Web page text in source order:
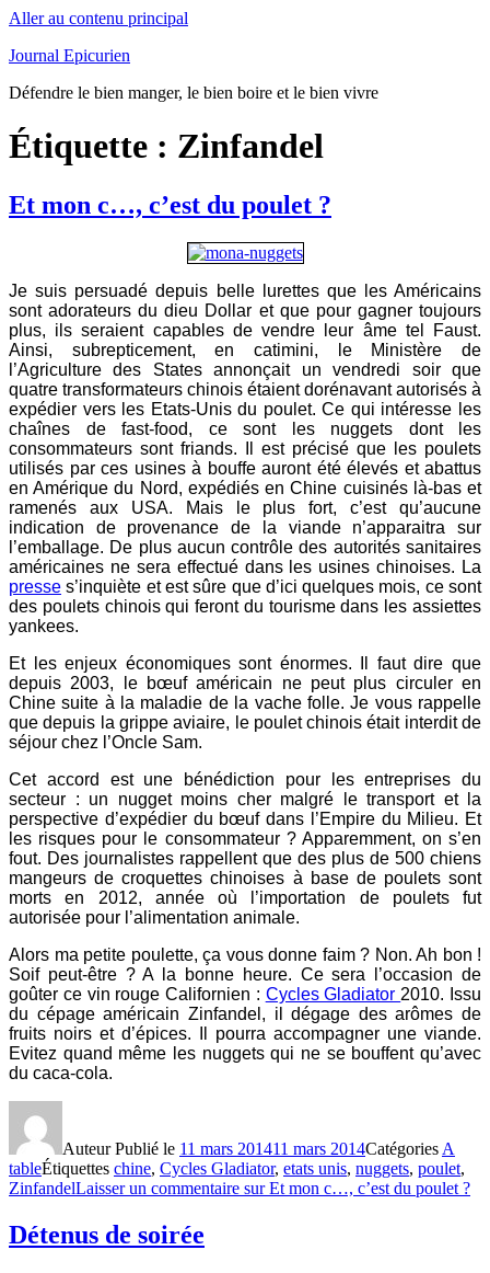
Aller au contenu principal
Journal Epicurien
Défendre le bien manger, le bien boire et le bien vivre
Étiquette : Zinfandel
Et mon c…, c’est du poulet ?
Je suis persuadé depuis belle lurettes que les Américains
sont adorateurs du dieu Dollar et que pour gagner toujours
plus, ils seraient capables de vendre leur âme tel Faust.
Ainsi, subrepticement, en catimini, le Ministère de
l’Agriculture des States annonçait un vendredi soir que
quatre transformateurs chinois étaient dorénavant autorisés à
expédier vers les Etats-Unis du poulet. Ce qui intéresse les
chaînes de fast-food, ce sont les nuggets dont les
consommateurs sont friands. Il est précisé que les poulets
utilisés par ces usines à bouffe auront été élevés et abattus
en Amérique du Nord, expédiés en Chine cuisinés là-bas et
ramenés aux USA. Mais le plus fort, c’est qu’aucune
indication de provenance de la viande n’apparaitra sur
l’emballage. De plus aucun contrôle des autorités sanitaires
américaines ne sera effectué dans les usines chinoises. La
presse s’inquiète et est sûre que d’ici quelques mois, ce sont
des poulets chinois qui feront du tourisme dans les assiettes
yankees.
Et les enjeux économiques sont énormes. Il faut dire que
depuis 2003, le bœuf américain ne peut plus circuler en
Chine suite à la maladie de la vache folle. Je vous rappelle
que depuis la grippe aviaire, le poulet chinois était interdit de
séjour chez l’Oncle Sam.
Cet accord est une bénédiction pour les entreprises du
secteur : un nugget moins cher malgré le transport et la
perspective d’expédier du bœuf dans l’Empire du Milieu. Et
les risques pour le consommateur ? Apparemment, on s’en
fout. Des journalistes rappellent que des plus de 500 chiens
mangeurs de croquettes chinoises à base de poulets sont
morts en 2012, année où l’importation de poulets fut
autorisée pour l’alimentation animale.
Alors ma petite poulette, ça vous donne faim ? Non. Ah bon !
Soif peut-être ? A la bonne heure. Ce sera l’occasion de
goûter ce vin rouge Californien : Cycles Gladiator 2010. Issu
du cépage américain Zinfandel, il dégage des arômes de
fruits noirs et d’épices. Il pourra accompagner une viande.
Evitez quand même les nuggets qui ne se bouffent qu’avec
du caca-cola.
AuteurPublié le 11 mars 201411 mars 2014Catégories A
tableÉtiquettes chine, Cycles Gladiator, etats unis, nuggets, poulet,
ZinfandelLaisser un commentaire sur Et mon c…, c’est du poulet ?
Détenus de soirée